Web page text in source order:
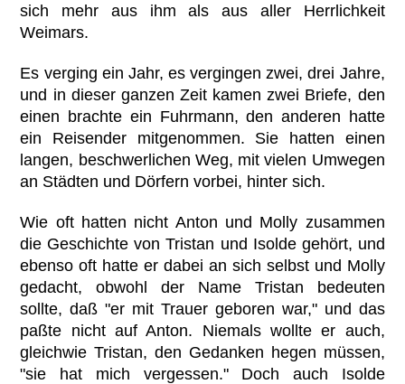
sich mehr aus ihm als aus aller Herrlichkeit
Weimars.
Es verging ein Jahr, es vergingen zwei, drei Jahre,
und in dieser ganzen Zeit kamen zwei Briefe, den
einen brachte ein Fuhrmann, den anderen hatte
ein Reisender mitgenommen. Sie hatten einen
langen, beschwerlichen Weg, mit vielen Umwegen
an Städten und Dörfern vorbei, hinter sich.
Wie oft hatten nicht Anton und Molly zusammen
die Geschichte von Tristan und Isolde gehört, und
ebenso oft hatte er dabei an sich selbst und Molly
gedacht, obwohl der Name Tristan bedeuten
sollte, daß "er mit Trauer geboren war," und das
paßte nicht auf Anton. Niemals wollte er auch,
gleichwie Tristan, den Gedanken hegen müssen,
"sie hat mich vergessen." Doch auch Isolde